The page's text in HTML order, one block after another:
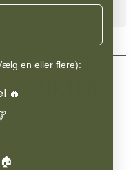
en eller flere):
🔥